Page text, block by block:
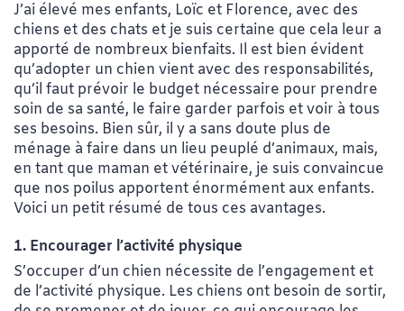
J’ai élevé mes enfants, Loïc et Florence, avec des
chiens et des chats et je suis certaine que cela leur a
apporté de nombreux bienfaits. Il est bien évident
qu’adopter un chien vient avec des responsabilités,
qu’il faut prévoir le budget nécessaire pour prendre
soin de sa santé, le faire garder parfois et voir à tous
ses besoins. Bien sûr, il y a sans doute plus de
ménage à faire dans un lieu peuplé d’animaux, mais,
en tant que maman et vétérinaire, je suis convaincue
que nos poilus apportent énormément aux enfants.
Voici un petit résumé de tous ces avantages.
1. Encourager l’activité physique
S’occuper d’un chien nécessite de l’engagement et
de l’activité physique. Les chiens ont besoin de sortir,